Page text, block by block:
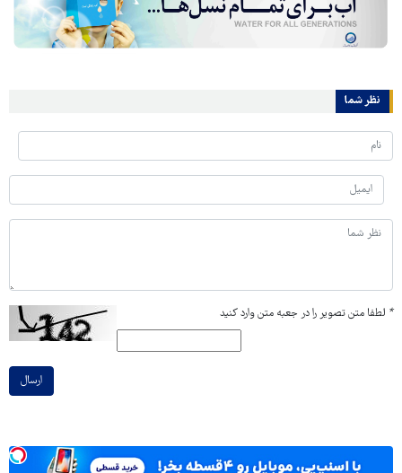
نظر شما
* لطفا متن تصویر را در جعبه متن وارد کنید
ارسال